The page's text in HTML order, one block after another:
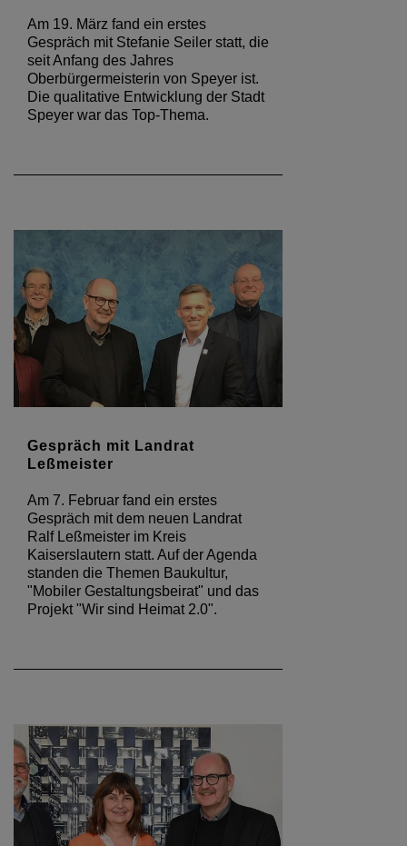
Am 19. März fand ein erstes
Gespräch mit Stefanie Seiler statt, die
seit Anfang des Jahres
Oberbürgermeisterin von Speyer ist.
Die qualitative Entwicklung der Stadt
Speyer war das Top-Thema.
Gespräch mit Landrat
Leßmeister
Am 7. Februar fand ein erstes
Gespräch mit dem neuen Landrat
Ralf Leßmeister im Kreis
Kaiserslautern statt. Auf der Agenda
standen die Themen Baukultur,
"Mobiler Gestaltungsbeirat" und das
Projekt "Wir sind Heimat 2.0".